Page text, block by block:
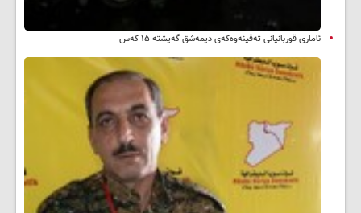
ئاماری قوربانیانی تەقینەوەکەی دیمەشق گەیشتە ۱۵ کەس